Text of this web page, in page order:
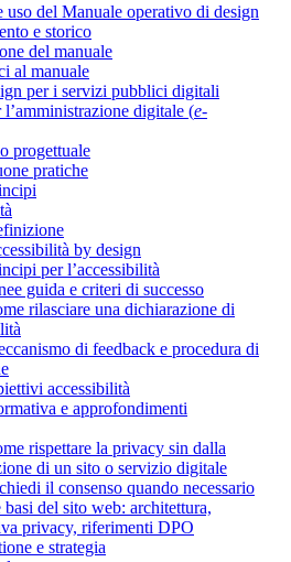
uso del Manuale operativo di design
e storico
del manuale
al manuale
per i servizi pubblici digitali
digitale (e-
progettuale
pratiche
by design
per l’accessibilità
guida e criteri di successo
rilasciare una dichiarazione di
di feedback e procedura di
accessibilità
e approfondimenti
rispettare la privacy sin dalla
di un sito o servizio digitale
il consenso quando necessario
basi del sito web: architettura,
privacy, riferimenti DPO
e strategia